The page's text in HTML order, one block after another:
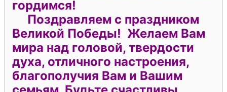
гордимся!
Поздравляем с праздником
Великой Победы! Желаем Вам
мира над головой, твердости
духа, отличного настроения,
благополучия Вам и Вашим